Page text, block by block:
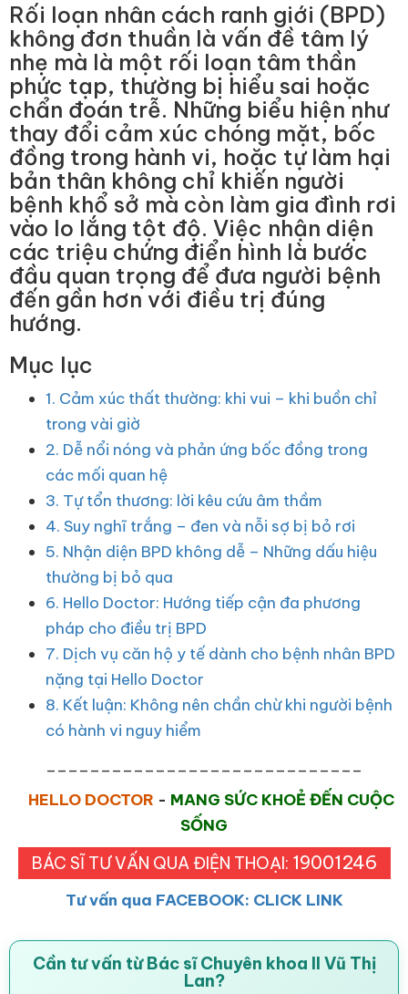
Rối loạn nhân cách ranh giới (BPD)
không đơn thuần là vấn đề tâm lý
nhẹ mà là một rối loạn tâm thần
phức tạp, thường bị hiểu sai hoặc
chẩn đoán trễ. Những biểu hiện như
thay đổi cảm xúc chóng mặt, bốc
đồng trong hành vi, hoặc tự làm hại
bản thân không chỉ khiến người
bệnh khổ sở mà còn làm gia đình rơi
vào lo lắng tột độ. Việc nhận diện
các triệu chứng điển hình là bước
đầu quan trọng để đưa người bệnh
đến gần hơn với điều trị đúng
hướng.
Mục lục
1. Cảm xúc thất thường: khi vui – khi buồn chỉ
trong vài giờ
2. Dễ nổi nóng và phản ứng bốc đồng trong
các mối quan hệ
3. Tự tổn thương: lời kêu cứu âm thầm
4. Suy nghĩ trắng – đen và nỗi sợ bị bỏ rơi
5. Nhận diện BPD không dễ – Những dấu hiệu
thường bị bỏ qua
6. Hello Doctor: Hướng tiếp cận đa phương
pháp cho điều trị BPD
7. Dịch vụ căn hộ y tế dành cho bệnh nhân BPD
nặng tại Hello Doctor
8. Kết luận: Không nên chần chừ khi người bệnh
có hành vi nguy hiểm
HELLO DOCTOR - MANG SỨC KHOẺ ĐẾN CUỘC
SỐNG
BÁC SĨ TƯ VẤN QUA ĐIỆN THOẠI: 19001246
Tư vấn qua FACEBOOK: CLICK LINK
Cần tư vấn từ Bác sĩ Chuyên khoa II Vũ Thị
Lan?